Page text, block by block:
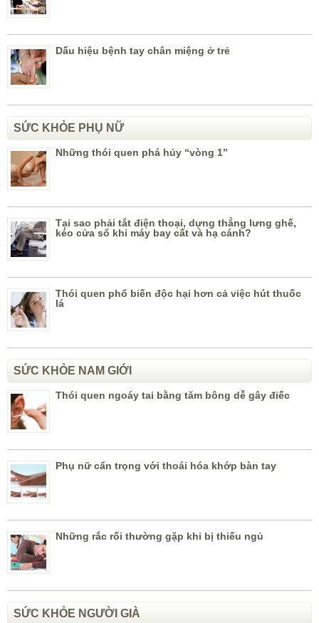
Dấu hiệu bệnh tay chân miệng ở trẻ
SỨC KHỎE PHỤ NỮ
Những thói quen phá hủy “vòng 1”
Tại sao phải tắt điện thoại, dựng thẳng lưng ghế,
kéo cửa sổ khi máy bay cất và hạ cánh?
Thói quen phổ biến độc hại hơn cả việc hút thuốc
lá
SỨC KHỎE NAM GIỚI
Thói quen ngoáy tai bằng tăm bông dễ gây điếc
Phụ nữ cẩn trọng với thoái hóa khớp bàn tay
Những rắc rối thường gặp khi bị thiếu ngủ
SỨC KHỎE NGƯỜI GIÀ